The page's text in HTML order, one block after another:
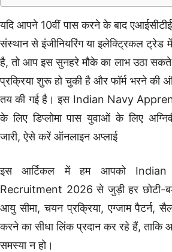
यदि आपने 10वीं पास करने के बाद एआईसीटीई
संस्थान से इंजीनियरिंग या इलेक्ट्रिकल ट्रेड में
है, तो आप इस सुनहरे मौके का लाभ उठा
प्रक्रिया शुरू हो चुकी है और फॉर्म भरने की
तय की गई है। इस Indian Navy
के लिए डिप्लोमा पास युवाओं के लिए
जारी, ऐसे करें ऑनलाइन अप्लाई
इस आर्टिकल में हम आपको Indian
Recruitment 2026 से जुड़ी हर छोटी-
आयु सीमा, चयन प्रक्रिया, एग्जाम पैटर्न,
करने का सीधा लिंक प्रदान कर रहे हैं, ताकि
समस्या न हो।